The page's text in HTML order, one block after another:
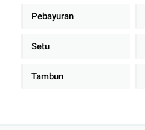
Pebayuran
Setu
Tambun